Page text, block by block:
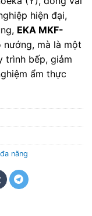
hiện đại,
EKA MKF-
mà là một
trình bếp, giảm
ẩm thực
năng